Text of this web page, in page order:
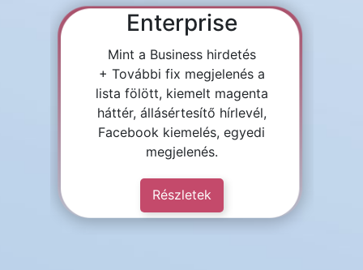
Enterprise
Mint a Business hirdetés
+ További fix megjelenés a
lista fölött, kiemelt magenta
háttér, állásértesítő hírlevél,
Facebook kiemelés, egyedi
megjelenés.
Részletek